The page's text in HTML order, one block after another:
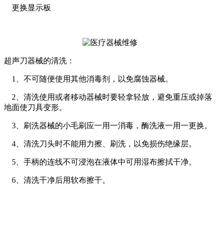
更换显示板
超声刀器械的清洗：
1、不可随便使用其他消毒剂，以免腐蚀器械。
2、清洗使用或者移动器械时要轻拿轻放，避免重压或掉落
地面使刀具变形。
3、刷洗器械的小毛刷应一用一消毒，酶洗液一用一更换。
4、清洗刀头时不能用力擦、刷洗，以免损伤绝缘层。
5、手柄的连线不可浸泡在液体中可用湿布擦拭干净。
6、清洗干净后用软布擦干。